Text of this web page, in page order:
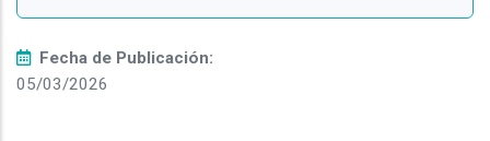
Fecha de Publicación:
05/03/2026